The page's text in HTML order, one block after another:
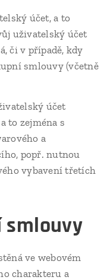
účet, a to
uživatelský účet
či v případě, kdy
smlouvy (včetně
účet
to zejména s
a
popř. nutnou
vybavení třetích
smlouvy
ve webovém
charakteru a